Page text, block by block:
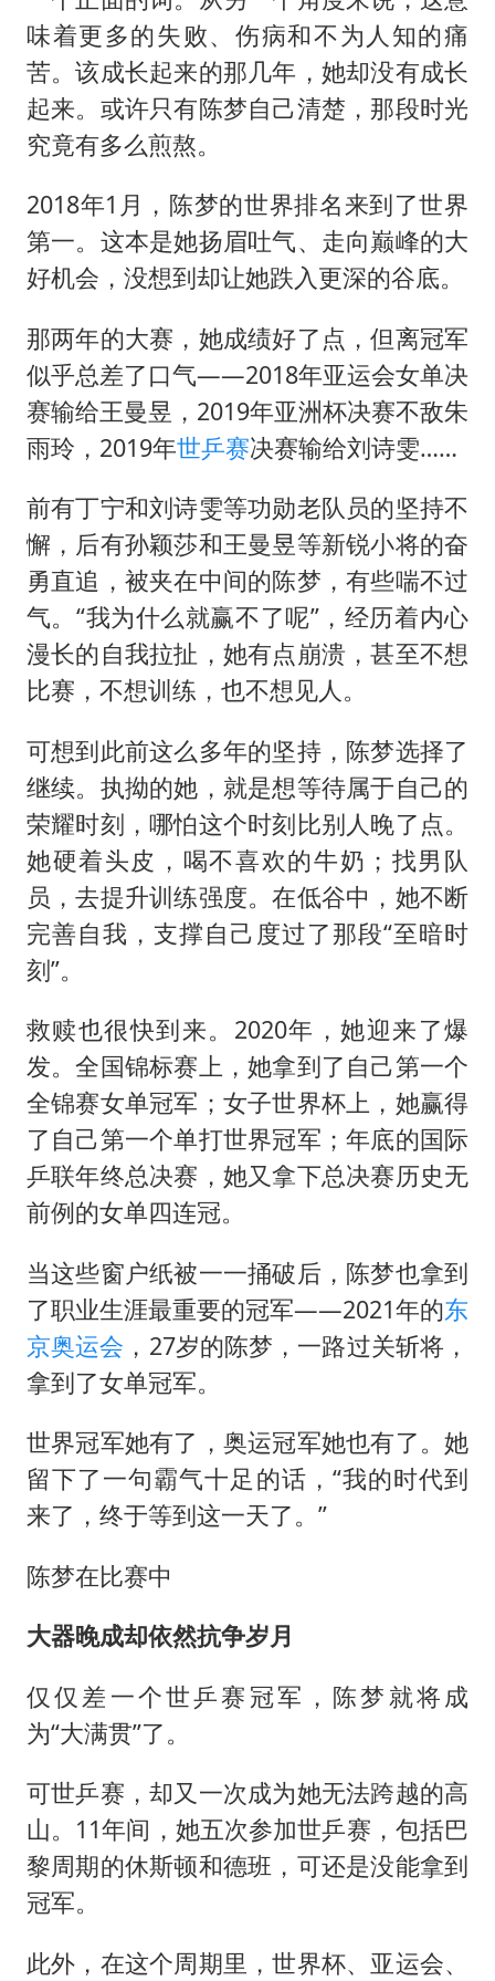
味着更多的失败、伤病和不为人知的痛
苦。该成长起来的那几年，她却没有成长
起来。或许只有陈梦自己清楚，那段时光
究竟有多么煎熬。
2018年1月，陈梦的世界排名来到了世界
第一。这本是她扬眉吐气、走向巅峰的大
好机会，没想到却让她跌入更深的谷底。
那两年的大赛，她成绩好了点，但离冠军
似乎总差了口气——2018年亚运会女单决
赛输给王曼昱，2019年亚洲杯决赛不敌朱
雨玲，2019年世乒赛决赛输给刘诗雯……
前有丁宁和刘诗雯等功勋老队员的坚持不
懈，后有孙颖莎和王曼昱等新锐小将的奋
勇直追，被夹在中间的陈梦，有些喘不过
气。“我为什么就赢不了呢”，经历着内心
漫长的自我拉扯，她有点崩溃，甚至不想
比赛，不想训练，也不想见人。
可想到此前这么多年的坚持，陈梦选择了
继续。执拗的她，就是想等待属于自己的
荣耀时刻，哪怕这个时刻比别人晚了点。
她硬着头皮，喝不喜欢的牛奶；找男队
员，去提升训练强度。在低谷中，她不断
完善自我，支撑自己度过了那段“至暗时
刻”。
救赎也很快到来。2020年，她迎来了爆
发。全国锦标赛上，她拿到了自己第一个
全锦赛女单冠军；女子世界杯上，她赢得
了自己第一个单打世界冠军；年底的国际
乒联年终总决赛，她又拿下总决赛历史无
前例的女单四连冠。
当这些窗户纸被一一捅破后，陈梦也拿到
了职业生涯最重要的冠军——2021年的东
京奥运会 ，27岁的陈梦，一路过关斩将，
拿到了女单冠军。
世界冠军她有了，奥运冠军她也有了。她
留下了一句霸气十足的话，“我的时代到
来了，终于等到这一天了。”
陈梦在比赛中
大器晚成却依然抗争岁月
仅仅差一个世乒赛冠军，陈梦就将成
为“大满贯”了。
可世乒赛，却又一次成为她无法跨越的高
山。11年间，她五次参加世乒赛，包括巴
黎周期的休斯顿和德班，可还是没能拿到
冠军。
此外，在这个周期里，世界杯、亚运会、